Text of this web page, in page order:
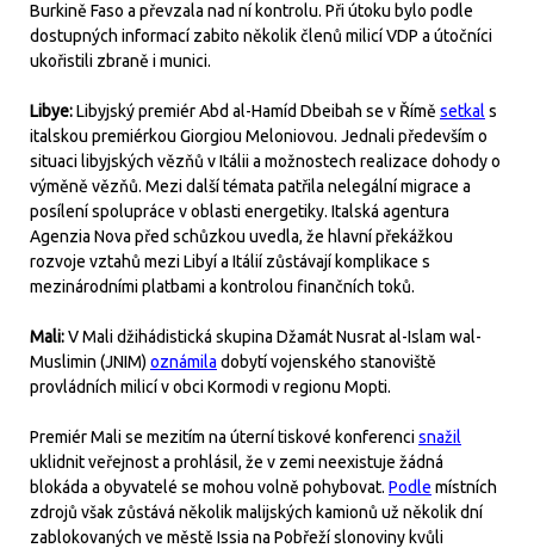
Burkině Faso a převzala nad ní kontrolu. Při útoku bylo podle
dostupných informací zabito několik členů milicí VDP a útočníci
ukořistili zbraně i munici.
Libye:Libyjský premiér Abd al-Hamíd Dbeibah se v Římě setkal s
italskou premiérkou Giorgiou Meloniovou. Jednali především o
situaci libyjských vězňů v Itálii a možnostech realizace dohody o
výměně vězňů. Mezi další témata patřila nelegální migrace a
posílení spolupráce v oblasti energetiky. Italská agentura
Agenzia Nova před schůzkou uvedla, že hlavní překážkou
rozvoje vztahů mezi Libyí a Itálií zůstávají komplikace s
mezinárodními platbami a kontrolou finančních toků.
Mali:V Mali džihádistická skupina Džamát Nusrat al-Islam wal-
Muslimin (JNIM) oznámila dobytí vojenského stanoviště
provládních milicí v obci Kormodi v regionu Mopti.
Premiér Mali se mezitím na úterní tiskové konferencisnažil
uklidnit veřejnost a prohlásil, že v zemi neexistuje žádná
blokáda a obyvatelé se mohou volně pohybovat. Podle místních
zdrojů však zůstává několik malijských kamionů už několik dní
zablokovaných ve městě Issia na Pobřeží slonoviny kvůli